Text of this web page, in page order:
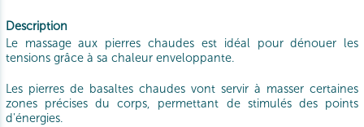
Description
Le massage aux pierres chaudes est idéal pour dénouer les
tensions grâce à sa chaleur enveloppante.
Les pierres de basaltes chaudes vont servir à masser certaines
zones précises du corps, permettant de stimulés des points
d'énergies.